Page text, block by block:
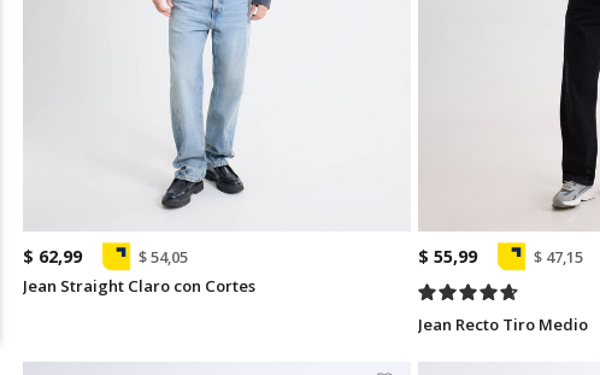
$ 62,99
$ 54,05
Jean Straight Claro con Cortes
$ 55,99 $ 47,15
Jean Recto Tiro Medio